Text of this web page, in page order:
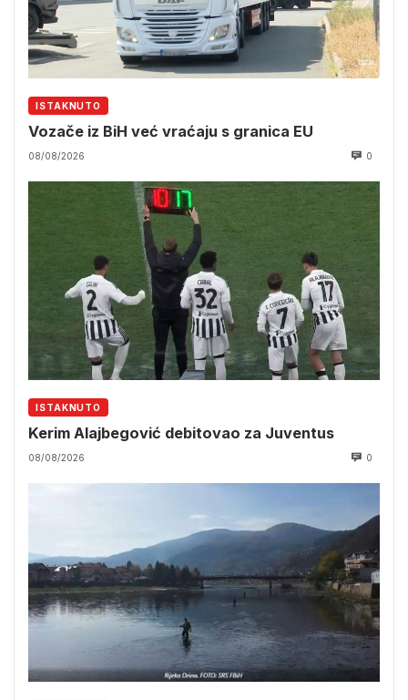
ISTAKNUTO
Vozače iz BiH već vraćaju s granica EU
08/08/2026 0
ISTAKNUTO
Kerim Alajbegović debitovao za Juventus
08/08/2026 0